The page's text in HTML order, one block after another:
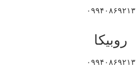
۰۹۹۴۰۸۶۹۲۱۳
روبیکا
۰۹۹۴۰۸۶۹۲۱۳